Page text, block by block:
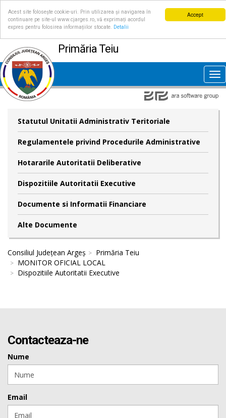
Accept
Acest site folosește cookie-uri. Prin utilizarea și navigarea în
continuare pe site-ul www.cjarges.ro, vă exprimați acordul
expres pentru folosirea informațiilor stocate.
Detalii
Primăria Teiu
Statutul Unitatii Administrativ Teritoriale
Regulamentele privind Procedurile Administrative
Hotararile Autoritatii Deliberative
Dispozitiile Autoritatii Executive
Documente si Informatii Financiare
Alte Documente
Consiliul Județean Argeș
Primăria Teiu
MONITOR OFICIAL LOCAL
Dispozitiile Autoritatii Executive
Contacteaza-ne
Nume
Email